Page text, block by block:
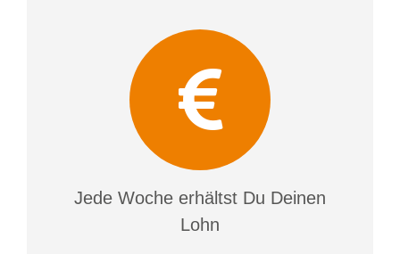
Jede Woche erhältst Du Deinen
Lohn